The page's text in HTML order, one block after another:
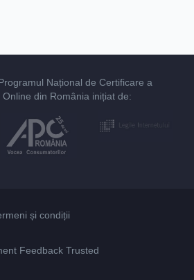
Național de Certificare a
din România inițiat de:
și condiții
Feedback Trusted